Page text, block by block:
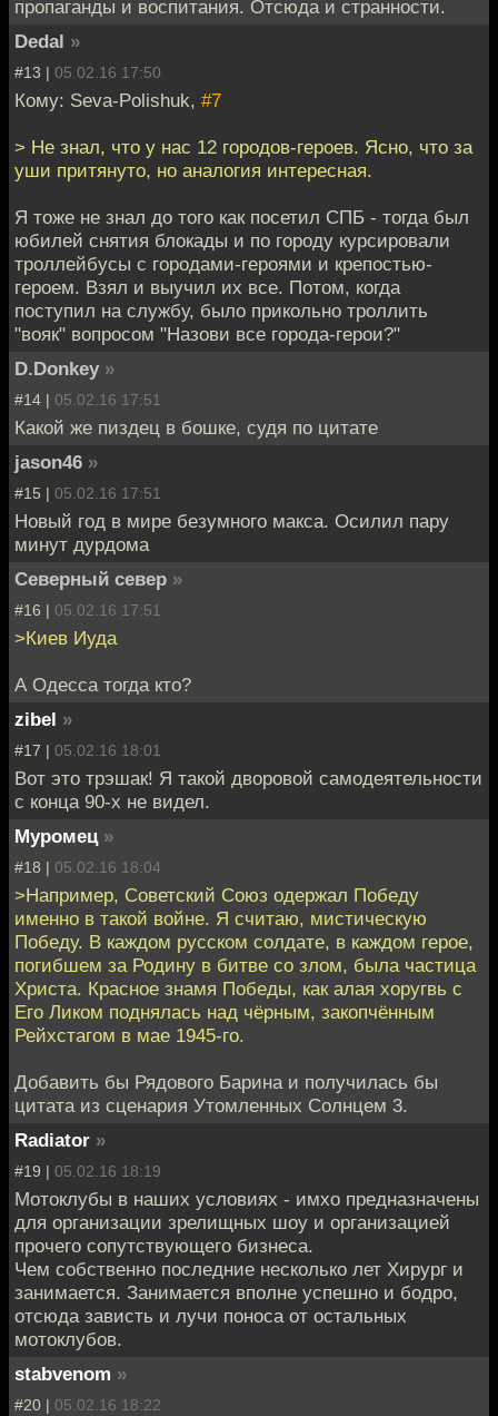
пропаганды и воспитания. Отсюда и странности.
Dedal »
#13 | 05.02.16 17:50
Кому: Seva-Polishuk, #7
> Не знал, что у нас 12 городов-героев. Ясно, что за
уши притянуто, но аналогия интересная.
Я тоже не знал до того как посетил СПБ - тогда был
юбилей снятия блокады и по городу курсировали
троллейбусы с городами-героями и крепостью-
героем. Взял и выучил их все. Потом, когда
поступил на службу, было прикольно троллить
"вояк" вопросом "Назови все города-герои?"
D.Donkey »
#14 | 05.02.16 17:51
Какой же пиздец в бошке, судя по цитате
jason46 »
#15 | 05.02.16 17:51
Новый год в мире безумного макса. Осилил пару
минут дурдома
Северный север »
#16 | 05.02.16 17:51
>Киев Иуда
А Одесса тогда кто?
zibel »
#17 | 05.02.16 18:01
Вот это трэшак! Я такой дворовой самодеятельности
с конца 90-х не видел.
Муромец »
#18 | 05.02.16 18:04
>Например, Советский Союз одержал Победу
именно в такой войне. Я считаю, мистическую
Победу. В каждом русском солдате, в каждом герое,
погибшем за Родину в битве со злом, была частица
Христа. Красное знамя Победы, как алая хоругвь с
Его Ликом поднялась над чёрным, закопчённым
Рейхстагом в мае 1945-го.
Добавить бы Рядового Барина и получилась бы
цитата из сценария Утомленных Солнцем 3.
Radiator »
#19 | 05.02.16 18:19
Мотоклубы в наших условиях - имхо предназначены
для организации зрелищных шоу и организацией
прочего сопутствующего бизнеса.
Чем собственно последние несколько лет Хирург и
занимается. Занимается вполне успешно и бодро,
отсюда зависть и лучи поноса от остальных
мотоклубов.
stabvenom »
#20 | 05.02.16 18:22